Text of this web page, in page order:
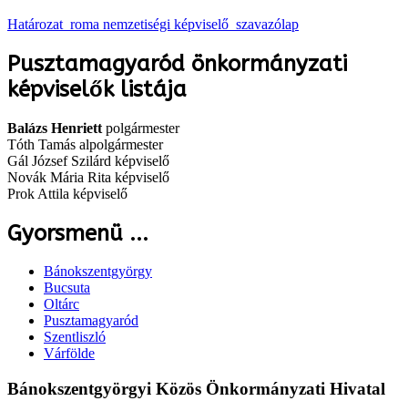
Határozat_roma nemzetiségi képviselő_szavazólap
Pusztamagyaród önkormányzati
képviselők listája
Balázs Henriett polgármester
Tóth Tamás alpolgármester
Gál József Szilárd képviselő
Novák Mária Rita képviselő
Prok Attila képviselő
Gyorsmenü ...
Bánokszentgyörgy
Bucsuta
Oltárc
Pusztamagyaród
Szentliszló
Várfölde
Bánokszentgyörgyi Közös Önkormányzati Hivatal